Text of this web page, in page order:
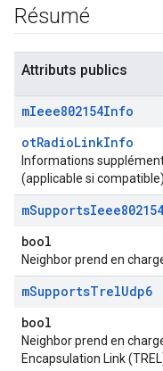
Résumé
Attributs publics
mIeee802154Info
otRadioLinkInfo
Informations
(applicable si compatible)
mSupportsIeee802154
bool
Neighbor prend en
mSupportsTrelUdp6
bool
Neighbor prend en
Encapsulation Link